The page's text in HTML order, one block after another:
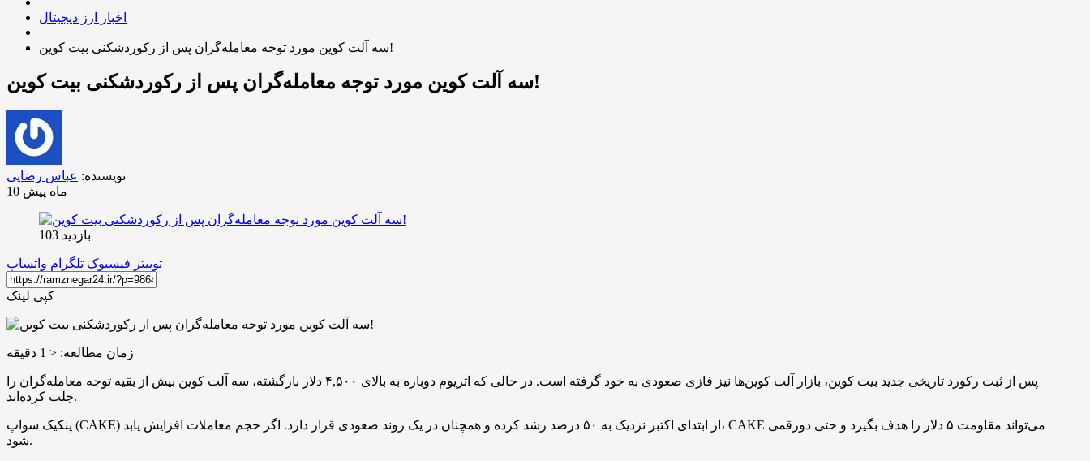
اخبار ارز دیجیتال
سه آلت ‌کوین مورد توجه معامله‌گران پس از رکوردشکنی بیت‌ کوین!
سه آلت ‌کوین مورد توجه معامله‌گران پس از رکوردشکنی بیت‌ کوین!
نویسنده: عباس رضایی
10 ماه پیش
بازدید 103
توییتر فیسبوک تلگرام واتساپ
کپی لینک
زمان مطالعه: < 1 دقیقه
پس از ثبت رکورد تاریخی جدید بیت ‌کوین، بازار آلت ‌کوین‌ها نیز فازی صعودی به خود گرفته است. در حالی که اتریوم دوباره به بالای ۴,۵۰۰ دلار بازگشته، سه آلت کوین بیش از بقیه توجه معامله‌گران را
جلب کرده‌اند.
پنکیک ‌سواپ (CAKE) از ابتدای اکتبر نزدیک به ۵۰ درصد رشد کرده و همچنان در یک روند صعودی قرار دارد. اگر حجم معاملات افزایش یابد، CAKE می‌تواند مقاومت ۵ دلار را هدف بگیرد و حتی دورقمی
شود.